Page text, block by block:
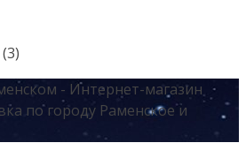
(3)
- Интернет-магазин
по городу Раменское и